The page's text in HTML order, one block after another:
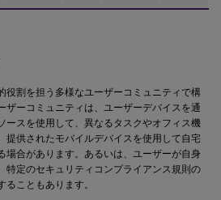
役割を担う多様なユーザーコミュニティで構
ザーコミュニティは、ユーザーデバイスを通
ースを使用して、異なるタスクやオフィス機
提供されたモバイルデバイスを使用して自宅
場合があります。あるいは、ユーザーが自身
特定のセキュリティコンプライアンス規則の
こともあります。